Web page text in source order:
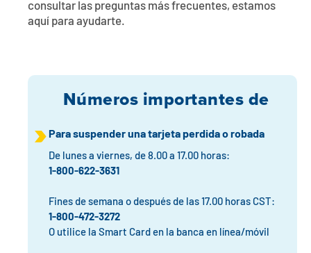
consultar las preguntas más frecuentes, estamos
aquí para ayudarte.
Números importantes de
Para suspender una tarjeta perdida o robada
De lunes a viernes, de 8.00 a 17.00 horas:
1-800-622-3631
Fines de semana o después de las 17.00 horas CST:
1-800-472-3272
O utilice la Smart Card en la banca en línea/móvil